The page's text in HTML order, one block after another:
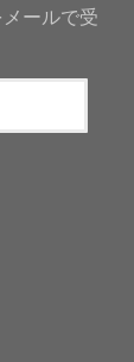
ールで受